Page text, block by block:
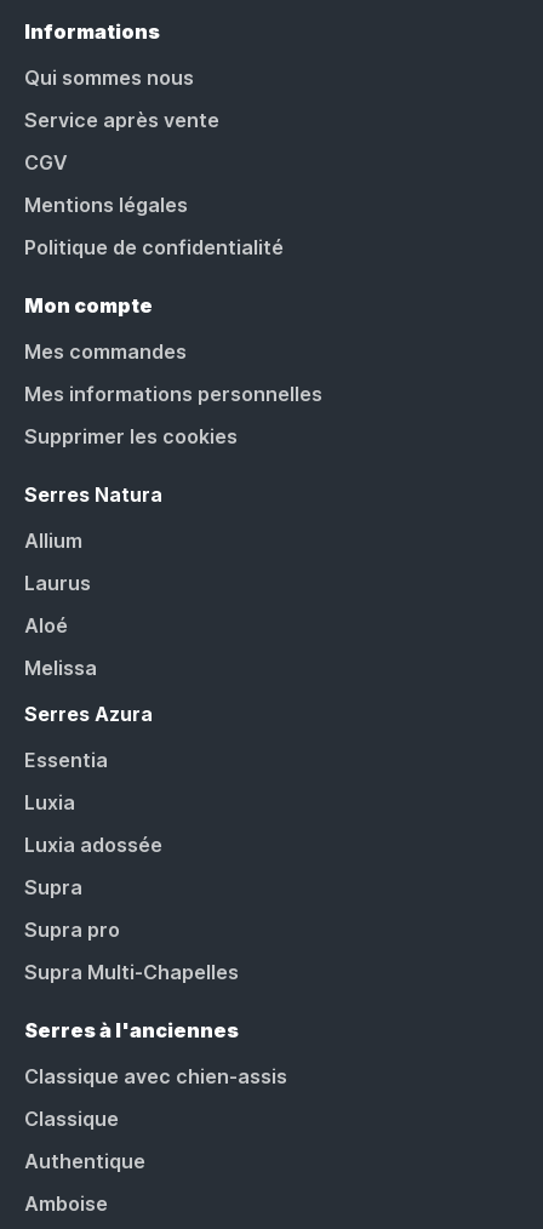
Informations
Qui sommes nous
Service après vente
CGV
Mentions légales
Politique de confidentialité
Mon compte
Mes commandes
Mes informations personnelles
Supprimer les cookies
Serres Natura
Allium
Laurus
Aloé
Melissa
Serres Azura
Essentia
Luxia
Luxia adossée
Supra
Supra pro
Supra Multi-Chapelles
Serres à l'anciennes
Classique avec chien-assis
Classique
Authentique
Amboise